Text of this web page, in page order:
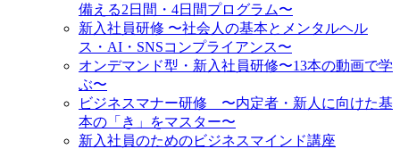
備える2日間・4日間プログラム〜
新入社員研修 〜社会人の基本とメンタルヘル
ス・AI・SNSコンプライアンス〜
オンデマンド型・新入社員研修〜13本の動画で学
ぶ〜
ビジネスマナー研修 〜内定者・新人に向けた基
本の「き」をマスター〜
新入社員のためのビジネスマインド講座